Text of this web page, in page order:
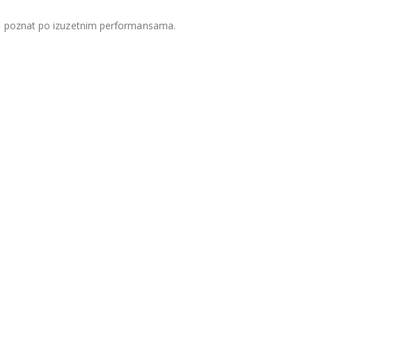
po izuzetnim performansama.